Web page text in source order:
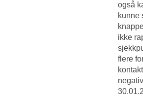
også
kunne
ikke
flere